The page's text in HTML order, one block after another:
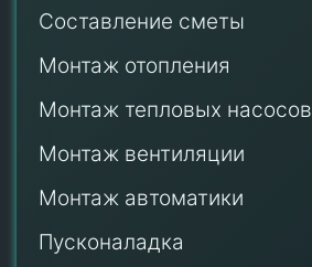
Составление сметы
Монтаж отопления
Монтаж тепловых насосов
Монтаж вентиляции
Монтаж автоматики
Пусконаладка